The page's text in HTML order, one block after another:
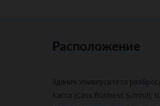
Расположение
Здания Университета
Касса (Cass Business